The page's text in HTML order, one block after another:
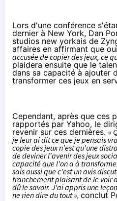
Lors d'une conférence
dernier à New York, Dan
studios new yorkais de
affaires en affirmant que
accusée de copier des jeux, ce
plaidera ensuite que le
dans sa capacité à ajouter
transformer ces jeux en
Cependant, après que ces
rapportés par Yahoo, le
revenir sur ces dernières. «
je leur ai dit ce que je pensais
copie des jeux n'est qu'une
de deviner l'avenir des jeux
capacité que l'on a à
sais aussi que c'est un avis
franchement plaisant de le voir
dû le savoir. J'ai appris une
ne rien dire du tout », conclut